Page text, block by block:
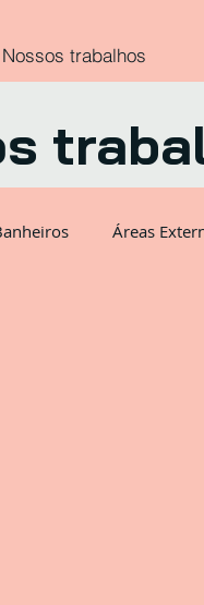
Nossos trabalhos
Áreas